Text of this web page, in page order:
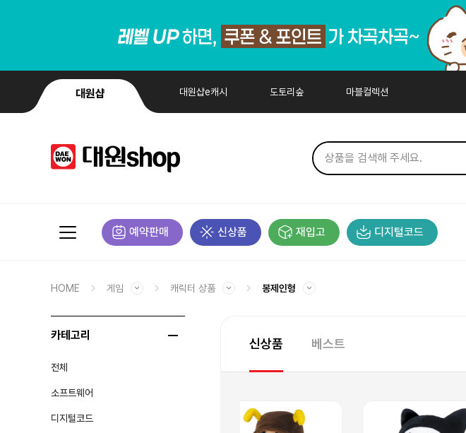
대원샵 대원샵e캐시 도토리숲 마블컬렉션
예약판매 신상품 재입고 디지털코드
HOME 게임 캐릭터 상품 봉제인형
카테고리
전체
소프트웨어
디지털코드
신상품 베스트